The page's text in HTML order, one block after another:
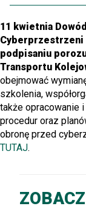
11 kwietnia
Cyberprzestrzeni
podpisaniu
Transportu
obejmować
szkolenia,
także opracowanie
procedur oraz
obronę przed
TUTAJ.